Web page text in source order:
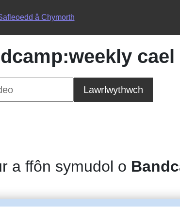
â Chymorth
cael
Lawrlwythwch
a ffôn symudol o